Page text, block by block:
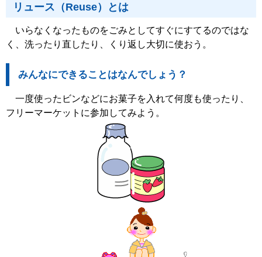
リュース（Reuse）とは
いらなくなったものをごみとしてすぐにすてるのではな
く、洗ったり直したり、くり返し大切に使おう。
みんなにできることはなんでしょう？
一度使ったビンなどにお菓子を入れて何度も使ったり、
フリーマーケットに参加してみよう。